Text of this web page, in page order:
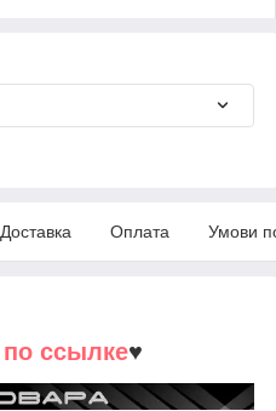
Доставка Оплата Умови
по ссылке♥